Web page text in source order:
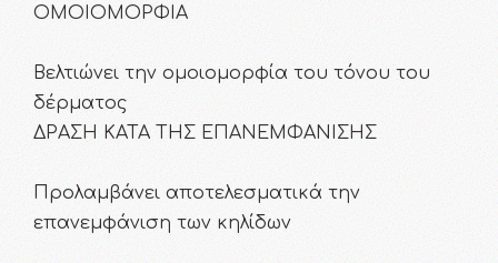
ΟΜΟΙΟΜΟΡΦΙΑ
Βελτιώνει την ομοιομορφία του τόνου του
δέρματος
ΔΡΑΣΗ ΚΑΤΑ ΤΗΣ ΕΠΑΝΕΜΦΑΝΙΣΗΣ
Προλαμβάνει αποτελεσματικά την
επανεμφάνιση των κηλίδων